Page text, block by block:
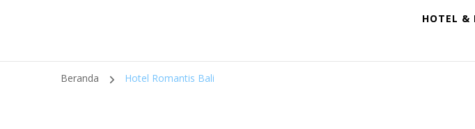
HOTEL &
Beranda Hotel Romantis Bali